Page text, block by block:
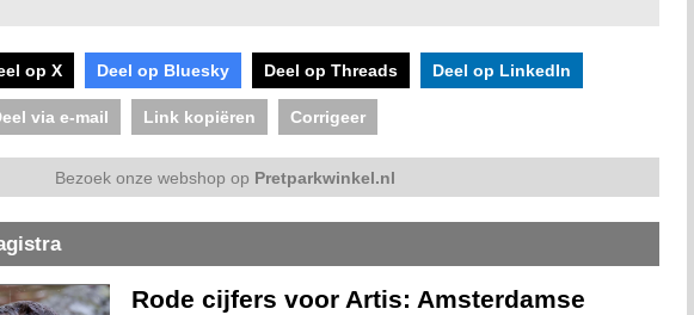
op X Deel op Bluesky Deel op Threads Deel op LinkedIn
via e-mail Link kopiëren Corrigeer
Bezoek onze webshop op Pretparkwinkel.nl
Rode cijfers voor Artis: Amsterdamse